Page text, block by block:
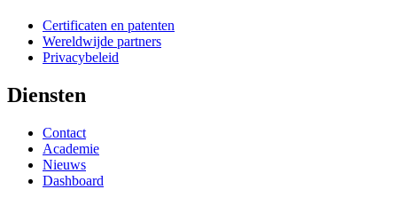
Certificaten en patenten
Wereldwijde partners
Privacybeleid
Diensten
Contact
Academie
Nieuws
Dashboard